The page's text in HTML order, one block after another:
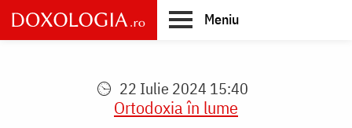
Skip
to
main
Meniu
22 Iulie 2024 15:40
Ortodoxia în lume